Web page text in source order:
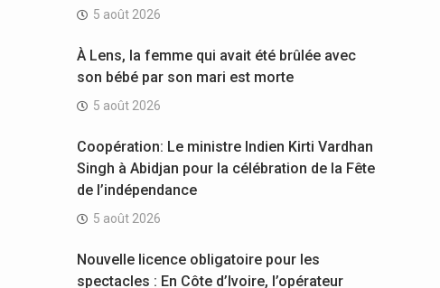
5 août 2026
À Lens, la femme qui avait été brûlée avec
son bébé par son mari est morte
5 août 2026
Coopération: Le ministre Indien Kirti Vardhan
Singh à Abidjan pour la célébration de la Fête
de l’indépendance
5 août 2026
Nouvelle licence obligatoire pour les
spectacles : En Côte d’Ivoire, l’opérateur